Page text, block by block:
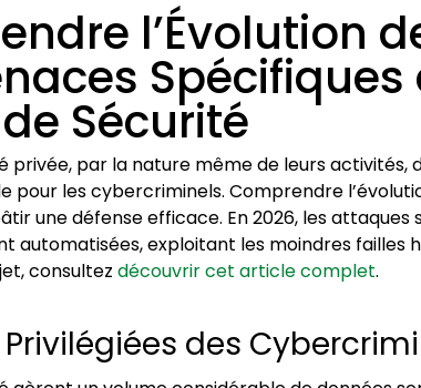
l’Évolution
Spécifiques
Sécurité
privée, par la nature même de leurs
pour les cybercriminels. Comprendre
une défense efficace. En 2026, les attaques
automatisées, exploitant les moindres failles
consultez découvrir cet article complet.
Privilégiées des